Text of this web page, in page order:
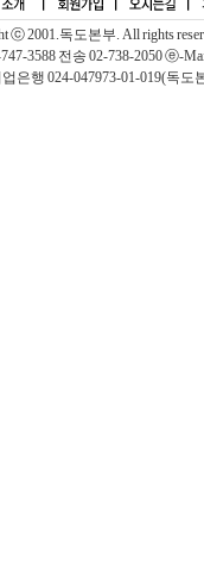
ⓒ 2001.독도본부. All rights
3588 전송 02-738-2050 ⓔ-
업은행 024-047973-01-019(독도